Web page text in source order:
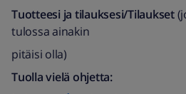
Tuotteesi ja tilauksesi/Tilaukset
tulossa ainakin
pitäisi olla)
Tuolla vielä ohjetta: